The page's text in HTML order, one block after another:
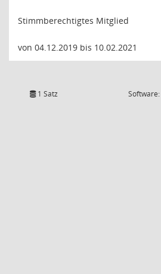
Stimmberechtigtes Mitglied
von 04.12.2019 bis 10.02.2021
1 Satz Software: